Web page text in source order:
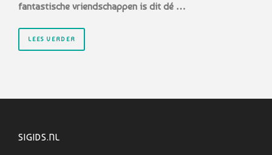
fantastische vriendschappen is dit dé …
LEES VERDER
SIGIDS.NL